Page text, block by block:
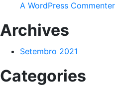
A WordPress Commenter
Archives
Setembro 2021
Categories